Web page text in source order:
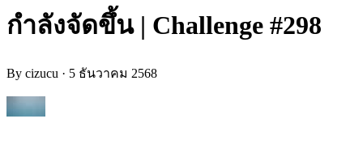
กำลังจัดขึ้น | Challenge #298
By cizucu · 5 ธันวาคม 2568